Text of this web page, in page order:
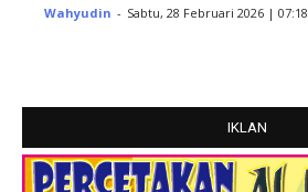
Wahyudin - Sabtu, 28 Februari 2026 | 07:18
IKLAN